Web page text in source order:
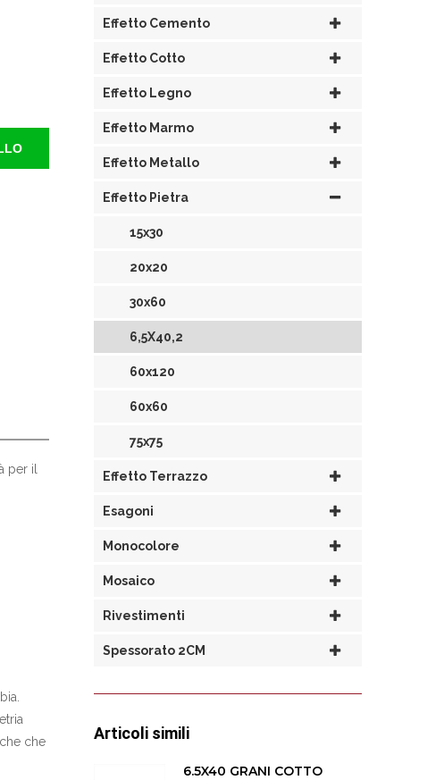
per il
che
Effetto Cemento
Effetto Cotto
Effetto Legno
Effetto Marmo
Effetto Metallo
Effetto Pietra
15x30
20x20
30x60
6,5X40,2
60x120
60x60
75x75
Effetto Terrazzo
Esagoni
Monocolore
Mosaico
Rivestimenti
Spessorato 2CM
Articoli simili
6.5X40 GRANI COTTO